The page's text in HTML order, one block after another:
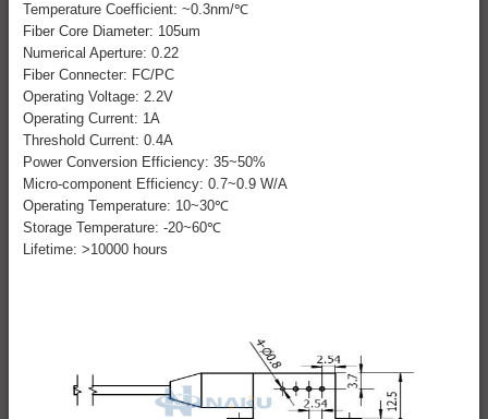
Temperature Coefficient: ~0.3nm/℃
Fiber Core Diameter: 105um
Numerical Aperture: 0.22
Fiber Connecter: FC/PC
Operating Voltage: 2.2V
Operating Current: 1A
Threshold Current: 0.4A
Power Conversion Efficiency: 35~50%
Micro-component Efficiency: 0.7~0.9 W/A
Operating Temperature: 10~30℃
Storage Temperature: -20~60℃
Lifetime: >10000 hours